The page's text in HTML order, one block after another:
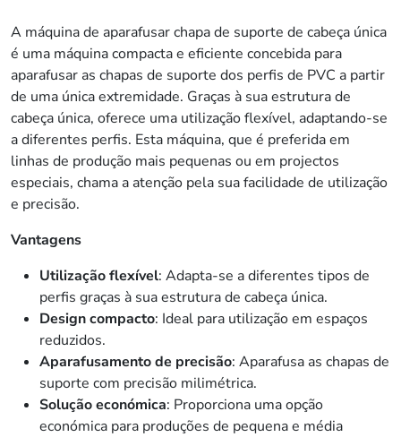
A máquina de aparafusar chapa de suporte de cabeça única
é uma máquina compacta e eficiente concebida para
aparafusar as chapas de suporte dos perfis de PVC a partir
de uma única extremidade. Graças à sua estrutura de
cabeça única, oferece uma utilização flexível, adaptando-se
a diferentes perfis. Esta máquina, que é preferida em
linhas de produção mais pequenas ou em projectos
especiais, chama a atenção pela sua facilidade de utilização
e precisão.
Vantagens
Utilização flexível: Adapta-se a diferentes tipos de
perfis graças à sua estrutura de cabeça única.
Design compacto: Ideal para utilização em espaços
reduzidos.
Aparafusamento de precisão: Aparafusa as chapas de
suporte com precisão milimétrica.
Solução económica: Proporciona uma opção
económica para produções de pequena e média